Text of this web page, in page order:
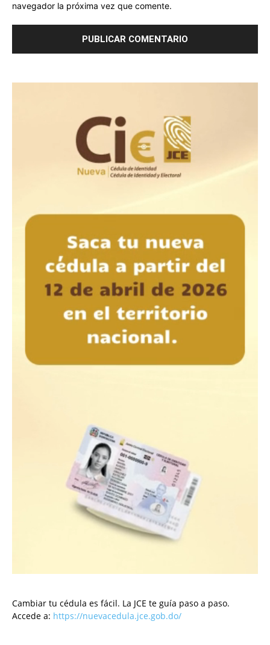
navegador la próxima vez que comente.
Cambiar tu cédula es fácil. La JCE te guía paso a paso.
Accede a: https://nuevacedula.jce.gob.do/